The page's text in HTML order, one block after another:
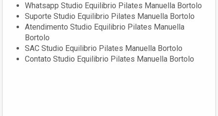
Whatsapp Studio Equilibrio Pilates Manuella Bortolo
Suporte Studio Equilibrio Pilates Manuella Bortolo
Atendimento Studio Equilibrio Pilates Manuella
Bortolo
SAC Studio Equilibrio Pilates Manuella Bortolo
Contato Studio Equilibrio Pilates Manuella Bortolo